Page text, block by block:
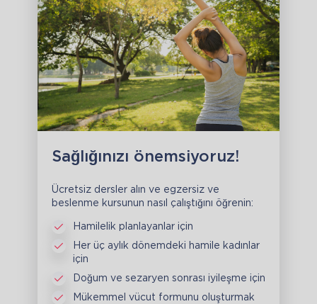
Sağlığınızı önemsiyoruz!
Ücretsiz dersler alın ve egzersiz ve
beslenme kursunun nasıl çalıştığını öğrenin:
Hamilelik planlayanlar için
Her üç aylık dönemdeki hamile kadınlar
için
Doğum ve sezaryen sonrası iyileşme için
Mükemmel vücut formunu oluşturmak